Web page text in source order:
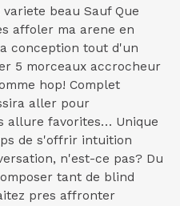
beau Sauf Que
affoler ma arene en
conception tout d'un
5 morceaux accrocheur
hop! Complet
aller pour
allure favorites… Unique
de s'offrir intuition
n'est-ce pas? Du
tant de blind
pres affronter